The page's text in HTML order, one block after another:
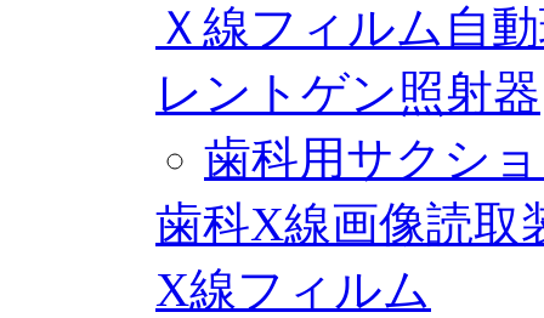
Ｘ線フィルム自
レントゲン照射器
歯科用サクシ
歯科X線画像読取
X線フィルム